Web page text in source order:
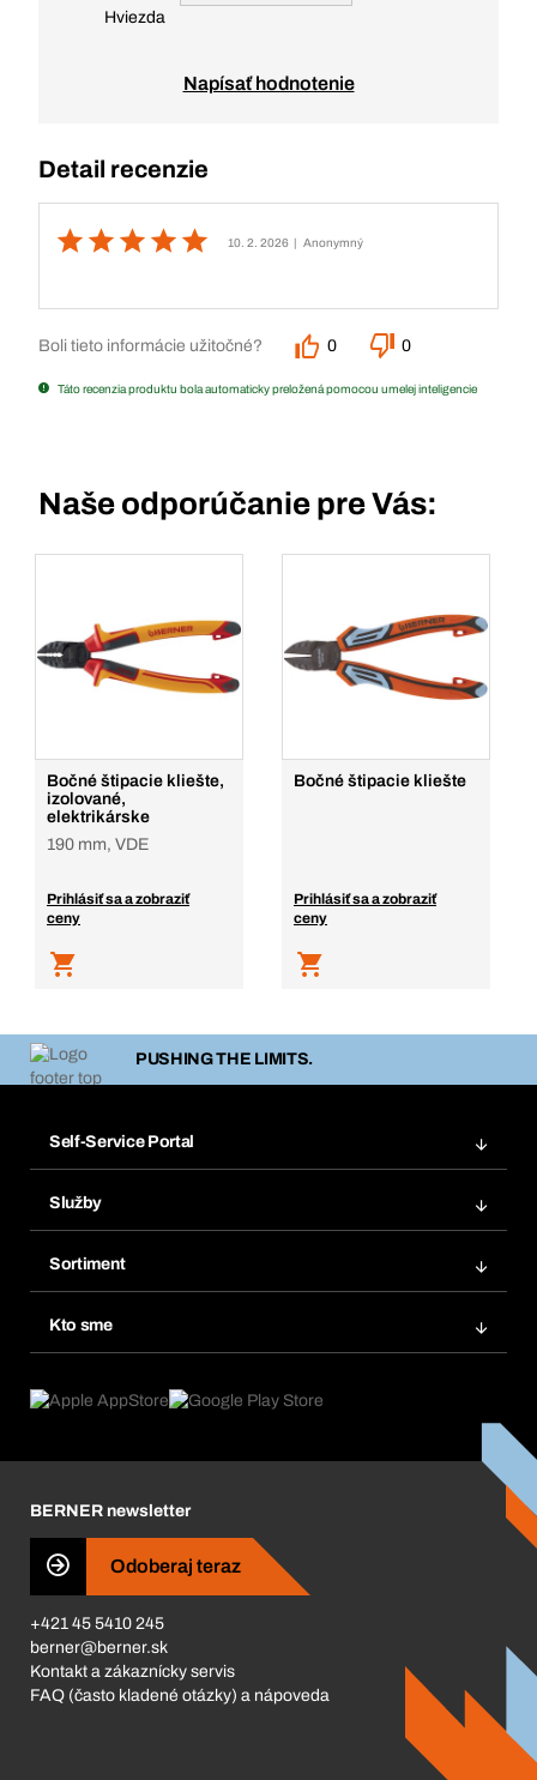
Hviezda
Napísať hodnotenie
Detail recenzie
10. 2. 2026 | Anonymný
Boli tieto informácie užitočné? 0 0
Táto recenzia produktu bola automaticky preložená pomocou umelej inteligencie
Naše odporúčanie pre Vás:
Bočné štipacie kliešte,
izolované,
elektrikárske
190 mm, VDE
Prihlásiť sa a zobraziť
ceny
Bočné štipacie kliešte
Prihlásiť sa a zobraziť
ceny
PUSHING THE LIMITS.
Self-Service Portal
Obľúbené
Opakované objednávky
Predplatné
Služby
Chemická databáza
eProcurement
Produktový poradca
Sortiment
Kto sme
Čo nás poháňa
Business Conduct
BERNER newsletter
Odoberaj teraz
+421 45 5410 245
berner@berner.sk
Kontakt a zákaznícky servis
FAQ (často kladené otázky) a nápoveda